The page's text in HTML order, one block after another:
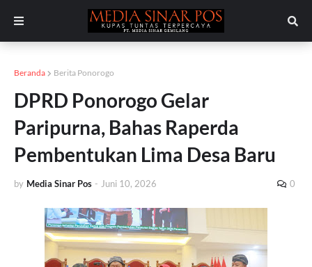
Beranda Berita Ponorogo
DPRD Ponorogo Gelar
Paripurna, Bahas Raperda
Pembentukan Lima Desa Baru
by Media Sinar Pos - Juni 10, 2026 0